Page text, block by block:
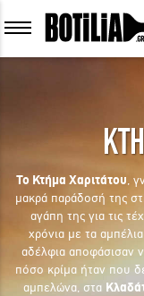
ΕΙΣΟΔΟΣ ΜΕΛΩΝ
ΕΙΣΟΔΟΣ
Το Κτήμα Χαριτάτου ,
μακρά παράδοσή της
αγάπη της για τις
χρόνια με τα
αδέλφια αποφάσισαν
πόσο κρίμα ήταν που
αμπελώνα, στα